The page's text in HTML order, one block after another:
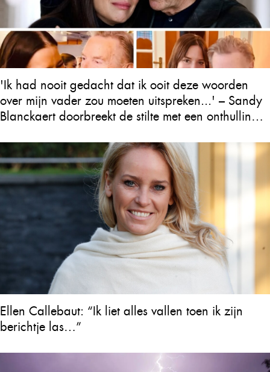
'Ik had nooit gedacht dat ik ooit deze woorden
over mijn vader zou moeten uitspreken...' – Sandy
Blanckaert doorbreekt de stilte met een onthulling
achterlaat
Ellen Callebaut: “Ik liet alles vallen toen ik zijn
berichtje las…”